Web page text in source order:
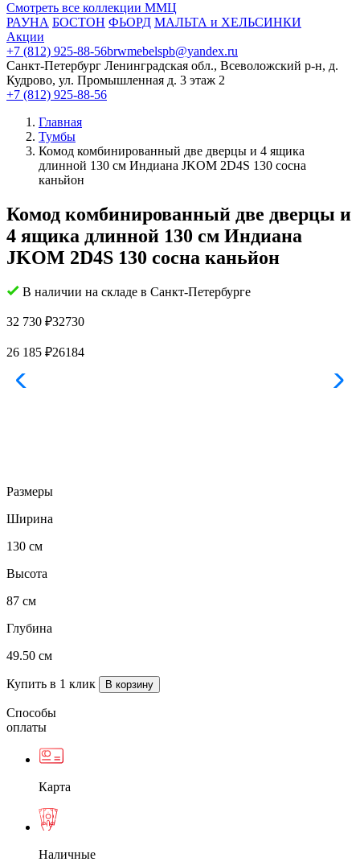
Смотреть все коллекции ММЦ
РАУНА БОСТОН ФЬОРД МАЛЬТА и ХЕЛЬСИНКИ
Акции
+7 (812) 925-88-56brwmebelspb@yandex.ru
Санкт-Петербург Ленинградская обл., Всеволожский р-н, д.
Кудрово, ул. Промышленная д. 3 этаж 2
+7 (812) 925-88-56
Главная
Тумбы
Комод комбинированный две дверцы и 4 ящика
длинной 130 см Индиана JKOM 2D4S 130 сосна
каньйон
Комод комбинированный две дверцы и
4 ящика длинной 130 см Индиана
JKOM 2D4S 130 сосна каньйон
В наличии на складе в Санкт-Петербурге
32 730 ₽32730
26 185 ₽26184
Размеры
Ширина
130 см
Высота
87 см
Глубина
49.50 см
Купить в 1 клик
Способы
оплаты
Карта
Наличные